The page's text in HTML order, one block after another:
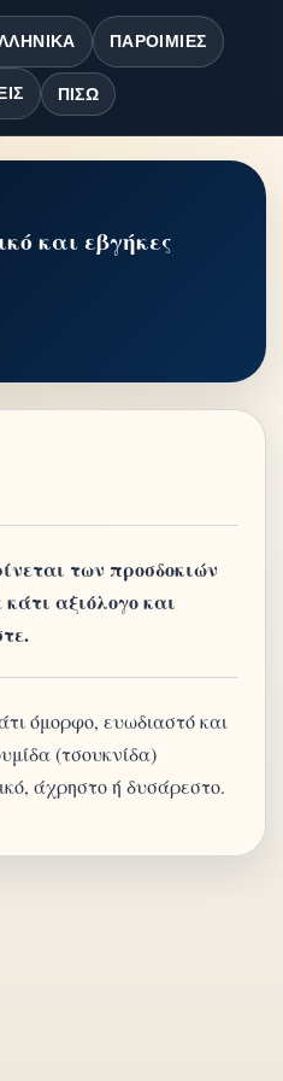
ΠΑΡΟΙΜΊΕΣ
ΠΊΣΩ
και εβγήκες
των προσδοκιών
αξιόλογο και
όμορφο, ευωδιαστό και
(τσουκνίδα)
άχρηστο ή δυσάρεστο.